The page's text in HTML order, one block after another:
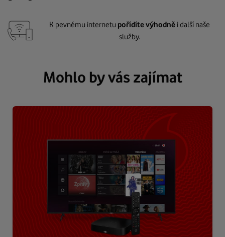
K pevnému internetu pořídíte výhodně i další naše
služby.
Mohlo by vás zajímat